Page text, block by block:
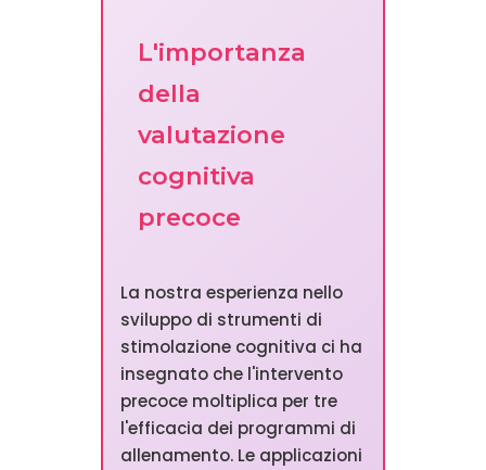
L'importanza
della
valutazione
cognitiva
precoce
La nostra esperienza nello
sviluppo di strumenti di
stimolazione cognitiva ci ha
insegnato che l'intervento
precoce moltiplica per tre
l'efficacia dei programmi di
allenamento. Le applicazioni